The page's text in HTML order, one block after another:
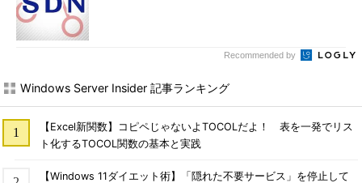
Recommended by
Windows Server Insider 記事ランキング
【Excel新関数】コピペじゃないよTOCOLだよ！ 表を一発でリス
ト化するTOCOL関数の基本と実践
【Windows 11ダイエット術】「隠れた不要サービス」を停止して